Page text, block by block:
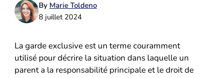
By Marie Toldeno
8 juillet 2024
La garde exclusive est un terme couramment
utilisé pour décrire la situation dans laquelle un
parent a la responsabilité principale et le droit de